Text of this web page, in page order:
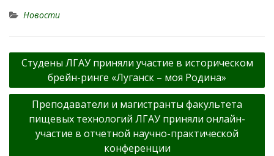
Новости
Навигация
записям
Студены ЛГАУ приняли участие в историческом
брейн-ринге «Луганск – моя Родина»
Преподаватели и магистранты факультета
пищевых технологий ЛГАУ приняли онлайн-
участие в отчетной научно-практической
конференции